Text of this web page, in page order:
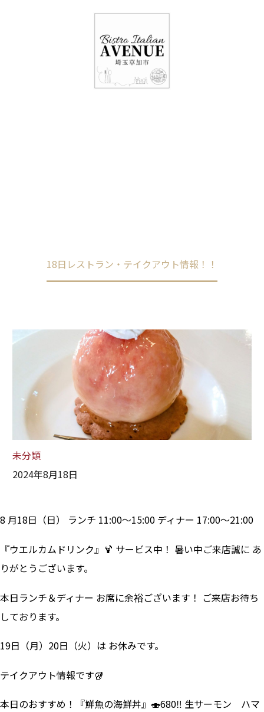
18日レストラン・テイクアウト情報！！
未分類
2024年8月18日
8 月18日（日） ランチ 11:00～15:00 ディナー 17:00～21:00
『ウエルカムドリンク』🍹 サービス中！ 暑い中ご来店誠に あ
りがとうございます。
本日ランチ＆ディナー お席に余裕ございます！ ご来店お待ち
しております。
19日（月）20日（火）は お休みです。
テイクアウト情報です🥡
本日のおすすめ！『鮮魚の海鮮丼』🍣680‼ 生サーモン ハマ